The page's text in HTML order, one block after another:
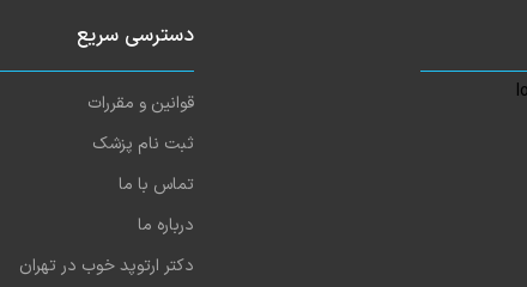
دسترسی سریع
قوانین و مقررات
ثبت نام پزشک
تماس با ما
درباره ما
دکتر ارتوپد خوب در تهران